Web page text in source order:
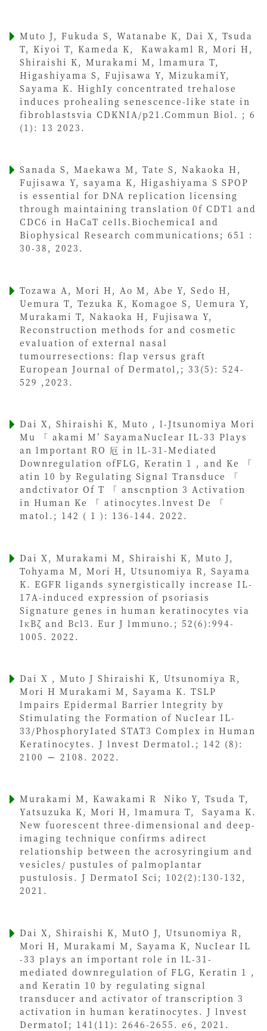
Muto J, Fukuda S, Watanabe K, Dai X, Tsuda
T, Kiyoi T, Kameda K, Kawakaml R, Mori H,
Shiraishi K, Murakami M, lmamura T,
Higashiyama S, Fujisawa Y, MizukamiY,
Sayama K. HighIy concentrated trehalose
induces prohealing senescence-like state in
fibroblastsvia CDKNIA/p21.Commun Biol. ; 6
(1): 13 2023.
Sanada S, Maekawa M, Tate S, Nakaoka H,
Fujisawa Y, sayama K, Higashiyama S SPOP
is essential for DNA replication licensing
through maintaining translation 0f CDT1 and
CDC6 in HaCaT cells.BiochemicaI and
Biophysical Research communications; 651 :
30-38, 2023.
Tozawa A, Mori H, Ao M, Abe Y, Sedo H,
Uemura T, Tezuka K, Komagoe S, Uemura Y,
Murakami T, Nakaoka H, Fujisawa Y,
Reconstruction methods for and cosmetic
evaluation of external nasal
tumourresections: flap versus graft
European Journal of Dermatol,; 33(5): 524-
529 ,2023.
Dai X, Shiraishi K, Muto , l-Jtsunomiya Mori
Mu 「 akami M’ SayamaNucIear IL-33 Plays
an lmportant RO 厄 in lL-31-Mediated
Downregulation ofFLG, Keratin 1 , and Ke 「
atin 10 by Regulating Signal Transduce 「
andctivator Of T 「 anscnption 3 Activation
in Human Ke 「 atinocytes.lnvest De 「
matol.; 142 ( 1 ): 136-144. 2022.
Dai X, Murakami M, Shiraishi K, Muto J,
Tohyama M, Mori H, Utsunomiya R, Sayama
K. EGFR ligands synergistically increase IL-
17A-induced expression of psoriasis
Signature genes in human keratinocytes via
IκBζ and Bcl3. Eur J lmmuno.; 52(6):994-
1005. 2022.
Dai X , Muto J Shiraishi K, Utsunomiya R,
Mori H Murakami M, Sayama K. TSLP
lmpairs Epidermal Barrier lntegrity by
Stimulating the Formation of NucIear IL-
33/PhosphoryIated STAT3 Complex in Human
Keratinocytes. J lnvest Dermatol.; 142 (8):
2100 ー 2108. 2022.
Murakami M, Kawakami R Niko Y, Tsuda T,
Yatsuzuka K, Mori H, lmamura T, Sayama K.
New fuorescent three-dimensional and deep-
imaging technique confirms adirect
relationship between the acrosyringium and
vesicles/ pustules of palmoplantar
pustulosis. J DermatoI Sci; 102(2):130-132,
2021.
Dai X, Shiraishi K, MutO J, Utsunomiya R,
Mori H, Murakami M, Sayama K, NucIear IL
-33 plays an important role in lL-31-
mediated downregulation of FLG, Keratin 1 ,
and Keratin 10 by regulating signal
transducer and activator of transcription 3
activation in human keratinocytes. J lnvest
DermatoI; 141(11): 2646-2655. e6, 2021.